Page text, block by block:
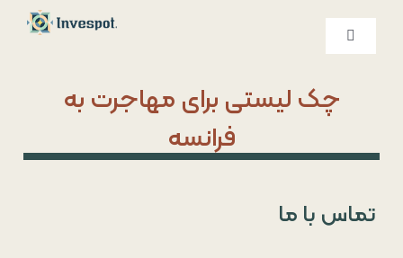
Skip
کنترلر
چک لیستی برای مهاجرت به
فرانسه
تماس با ما